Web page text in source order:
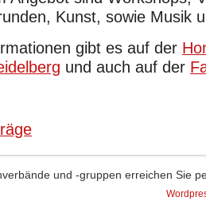
Kunst, sowie Musik
gibt es auf der
und auch auf der
und -gruppen erreichen Sie